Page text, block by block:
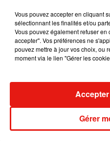
Musique
7 août 2026
Madonna
Vous pouvez accepter en cliquant
sélectionnant les finalités et/ou
Vous pouvez également refuser
accepter". Vos préférences ne
pouvez mettre à jour vos choix, ou
moment via le lien "Gérer les
Gérer